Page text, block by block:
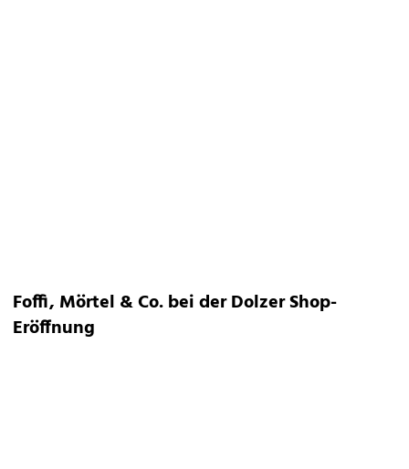
Foffi, Mörtel & Co. bei der Dolzer Shop-
Eröffnung